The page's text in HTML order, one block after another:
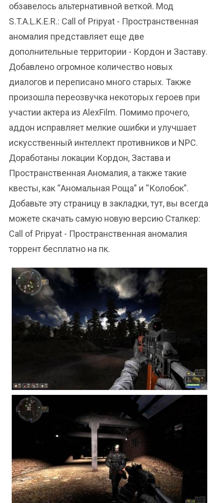
обзавелось альтернативной веткой. Мод
S.T.A.L.K.E.R.: Call of Pripyat - Пространственная
аномалия представляет еще две
дополнительные территории - Кордон и Заставу.
Добавлено огромное количество новых
диалогов и переписано много старых. Также
произошла переозвучка некоторых героев при
участии актера из AlexFilm. Помимо прочего,
аддон исправляет мелкие ошибки и улучшает
искусственный интеллект противников и NPC.
Доработаны локации Кордон, Застава и
Пространственная Аномалия, а также такие
квесты, как “Аномальная Роща” и “Колобок”.
Добавьте эту страницу в закладки, тут, вы всегда
можете скачать самую новую версию Сталкер:
Call of Pripyat - Пространственная аномалия
торрент бесплатно на пк.